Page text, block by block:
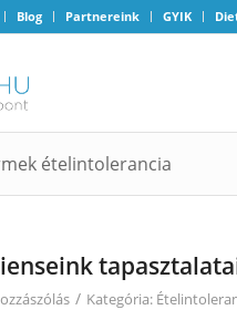
Blog Partnereink GYIK
ételintolerancia
/ Kategória: